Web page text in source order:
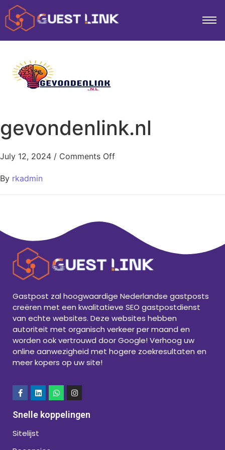
gevondenlink.nl
July 12, 2024 / Comments Off
By rkadmin
Gastpost zal hoogwaardige Nederlandse gastposts
creëren met een kwalitatieve SEO gastpostdienst
van echte websites. Deze websites hebben
autoriteit met organisch verkeer per maand en
worden ook vertrouwd door Google! Verhoog uw
online aanwezigheid met hogere zoekresultaten en
meer kopers op uw site!
Snelle koppelingen
Sitelijst